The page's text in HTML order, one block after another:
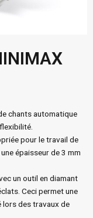
chants automatique
pour le travail de
épaisseur de 3 mm
un outil en diamant
Ceci permet une
lors des travaux de